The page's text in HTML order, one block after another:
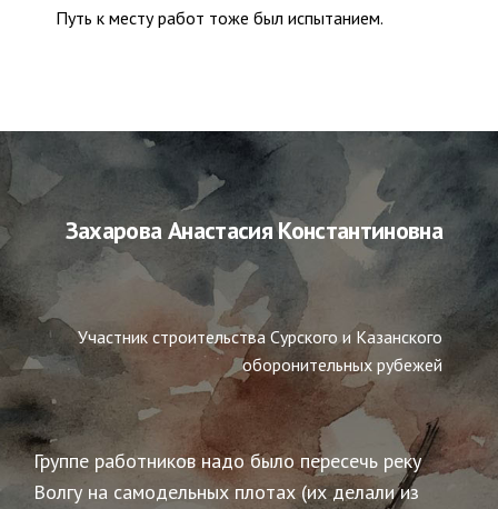
Путь к месту работ тоже был испытанием.
Захарова Анастасия Константиновна
Участник строительства Сурского и Казанского
оборонительных рубежей
Группе работников надо было пересечь реку
Волгу на самодельных плотах (их делали из